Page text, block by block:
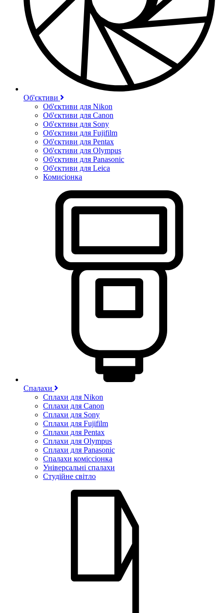
Об'єктиви
Об'єктиви для Nikon
Об'єктиви для Canon
Об'єктиви для Sony
Об'єктиви для Fujifilm
Об'єктиви для Pentax
Об'єктиви для Olympus
Об'єктиви для Panasonic
Об'єктиви для Leica
Комисіонка
Спалахи
Сплахи для Nikon
Сплахи для Canon
Сплахи для Sony
Сплахи для Fujifilm
Сплахи для Pentax
Сплахи для Olympus
Сплахи для Panasonic
Спалахи коміссіонка
Універсальні спалахи
Студійне світло